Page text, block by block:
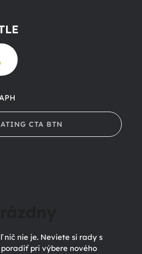
CTA BTN
nie je. Neviete si rady s
pri výbere nového